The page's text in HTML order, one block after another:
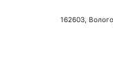
162603,